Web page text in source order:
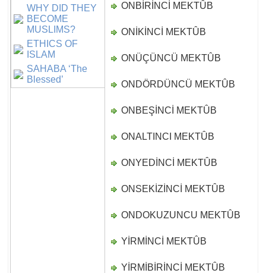
WHY DID THEY
BECOME
MUSLIMS?
ETHICS OF
ISLAM
SAHABA ‘The
Blessed’
ONBİRİNCİ MEKTÛB
ONİKİNCİ MEKTÛB
ONÜÇÜNCÜ MEKTÛB
ONDÖRDÜNCÜ MEKTÛB
ONBEŞİNCİ MEKTÛB
ONALTINCI MEKTÛB
ONYEDİNCİ MEKTÛB
ONSEKİZİNCİ MEKTÛB
ONDOKUZUNCU MEKTÛB
YİRMİNCİ MEKTÛB
YİRMİBİRİNCİ MEKTÛB